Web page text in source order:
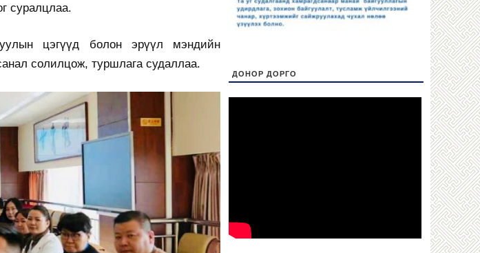
суралцлаа.
цэгүүд болон эрүүл мэндийн
солилцож, туршлага судаллаа.
ДОНОР ДОРГО